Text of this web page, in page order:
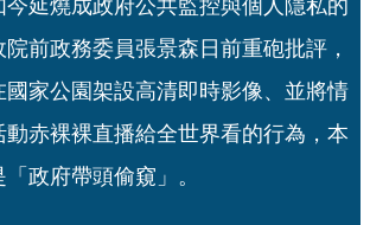
前政務委員張景森日前重砲批評，
國家公園架設高清即時影像、並將情
赤裸裸直播給全世界看的行為，本
政府帶頭偷窺」。